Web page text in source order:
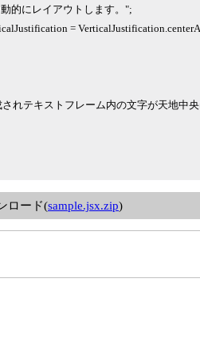
的にレイアウトします。";
=
れテキストフレーム内の文字が天地中央
ロード(sample.jsx.zip)